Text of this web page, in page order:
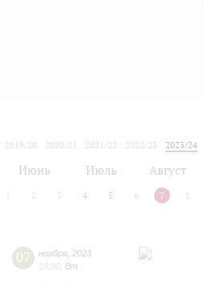
2019/20
2020/21 2021/22 2022/23
2023/24
Июнь Июль Август
2 3 4 5 6 7 8
07 ноября 2023
19:00 Вт